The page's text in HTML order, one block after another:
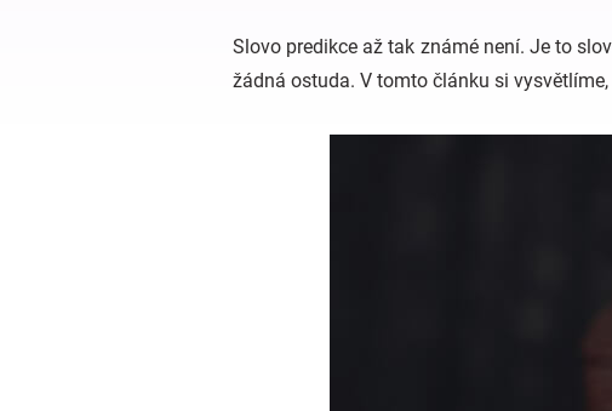
Slovo predikce až tak známé není. Je to
žádná ostuda. V tomto článku si